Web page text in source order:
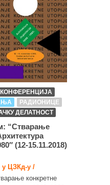
КОНФЕРЕНЦИЈА
РАДИОНИЦЕ
ДЕЛАТНОСТ
“Стварање
(12-15.11.2018)
у ЦЗКд-у /
конкретне